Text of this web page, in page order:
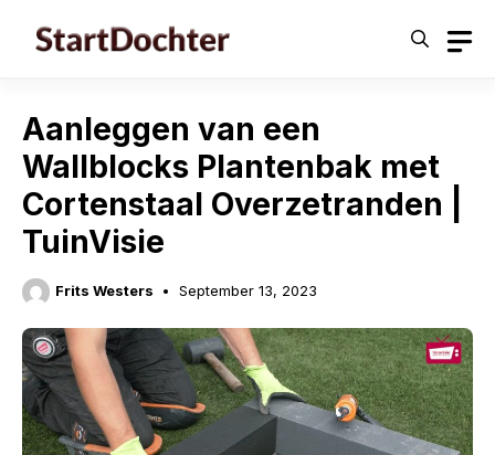
Aanleggen van een
Wallblocks Plantenbak met
Cortenstaal Overzetranden |
TuinVisie
Frits Westers September 13, 2023